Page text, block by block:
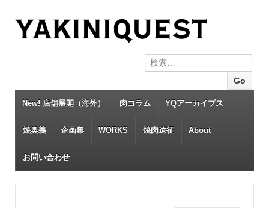
Search for:
New! 店舗展開（海外） 肉コラム YQアーカイブス
焼奥義 企画集 WORKS 焼肉遠征 About
お問い合わせ